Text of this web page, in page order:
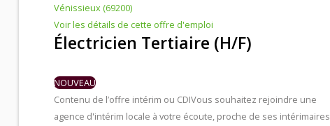
Vénissieux (69200)
Voir les détails de cette offre d'emploi
Électricien Tertiaire (H/F)
NOUVEAU
Contenu de l’offre intérim ou CDIVous souhaitez rejoindre une
agence d'intérim locale à votre écoute, proche de ses intérimaires